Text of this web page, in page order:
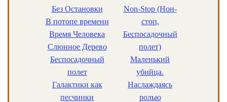
Без Остановки
В потопе времени
Время Человека
Слюнное Дерево
Беспосадочный
полет
Галактики как
песчинки
Non-Stop (Нон-
стоп,
Беспосадочный
полет)
Маленький
убийца.
Наслаждаясь
ролью